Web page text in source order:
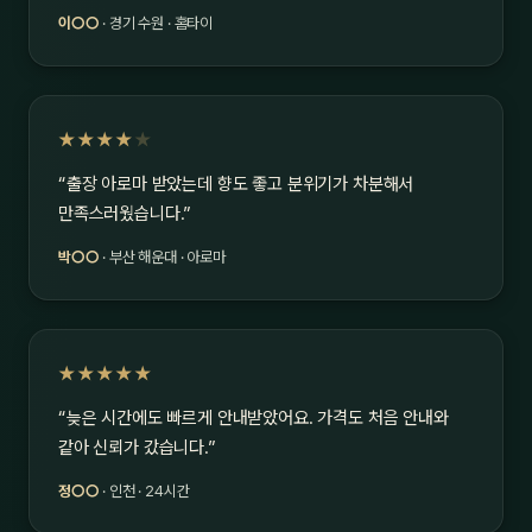
이○○ · 경기 수원 · 홈타이
★★★★ ★
“출장 아로마 받았는데 향도 좋고 분위기가 차분해서
만족스러웠습니다.”
박○○ · 부산 해운대 · 아로마
★★★★★
“늦은 시간에도 빠르게 안내받았어요. 가격도 처음 안내와
같아 신뢰가 갔습니다.”
정○○ · 인천 · 24시간